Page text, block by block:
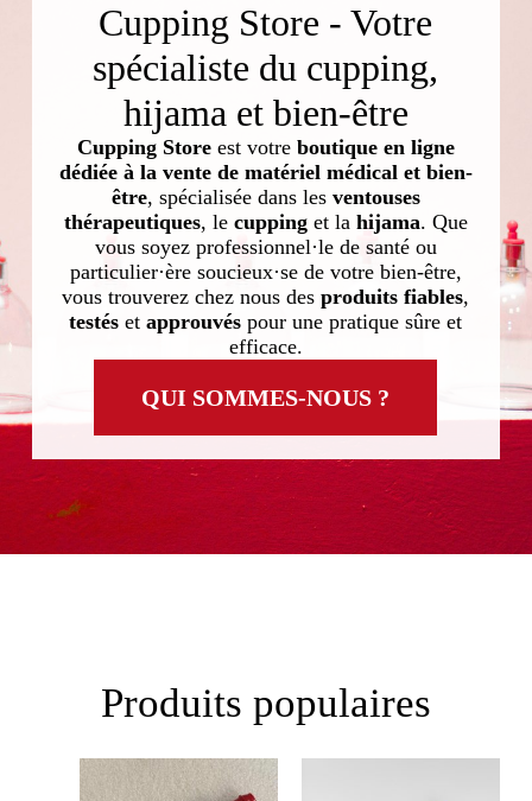
Cupping Store - Votre
spécialiste du cupping,
hijama et bien-être
Cupping Storeest votre boutique en ligne
dédiée à la vente de matériel médical et bien-
être, spécialisée dans les ventouses
thérapeutiques, le cuppinget la hijama. Que
vous soyez professionnel·le de santé ou
particulier·ère soucieux·se de votre bien-être,
vous trouverez chez nous desproduits fiables,
testés etapprouvés pour une pratique sûre et
efficace.
QUI SOMMES-NOUS ?
Produits populaires